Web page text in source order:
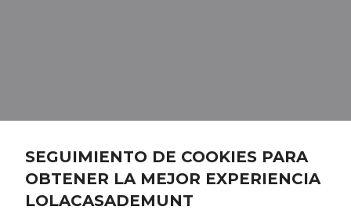
SEGUIMIENTO DE COOKIES PARA
OBTENER LA MEJOR EXPERIENCIA
LOLACASADEMUNT